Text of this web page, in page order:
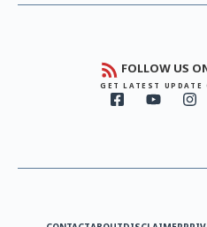
FOLLOW US
GET LATEST UPDATE